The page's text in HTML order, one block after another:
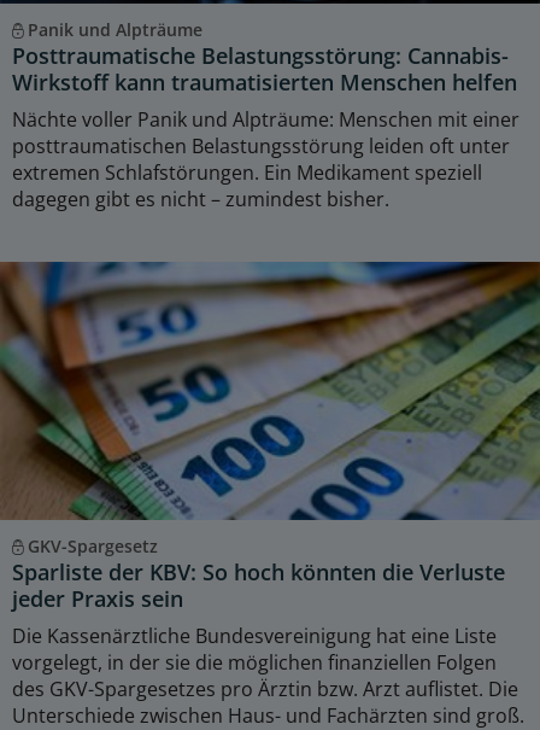
Panik und Alpträume
Posttraumatische Belastungsstörung: Cannabis-
Wirkstoff kann traumatisierten Menschen helfen
Nächte voller Panik und Alpträume: Menschen mit einer
posttraumatischen Belastungsstörung leiden oft unter
extremen Schlafstörungen. Ein Medikament speziell
dagegen gibt es nicht – zumindest bisher.
GKV-Spargesetz
Sparliste der KBV: So hoch könnten die Verluste
jeder Praxis sein
Die Kassenärztliche Bundesvereinigung hat eine Liste
vorgelegt, in der sie die möglichen finanziellen Folgen
des GKV-Spargesetzes pro Ärztin bzw. Arzt auflistet. Die
Unterschiede zwischen Haus- und Fachärzten sind groß.